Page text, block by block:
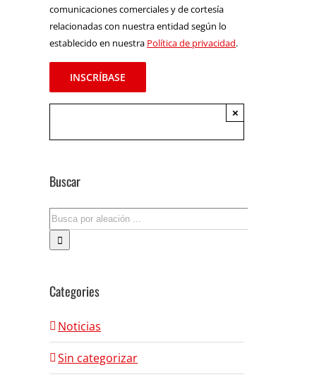
comunicaciones comerciales y de cortesía
relacionadas con nuestra entidad según lo
establecido en nuestra Política de privacidad.
×
Buscar
Search
for:
Categories
Noticias
Sin categorizar